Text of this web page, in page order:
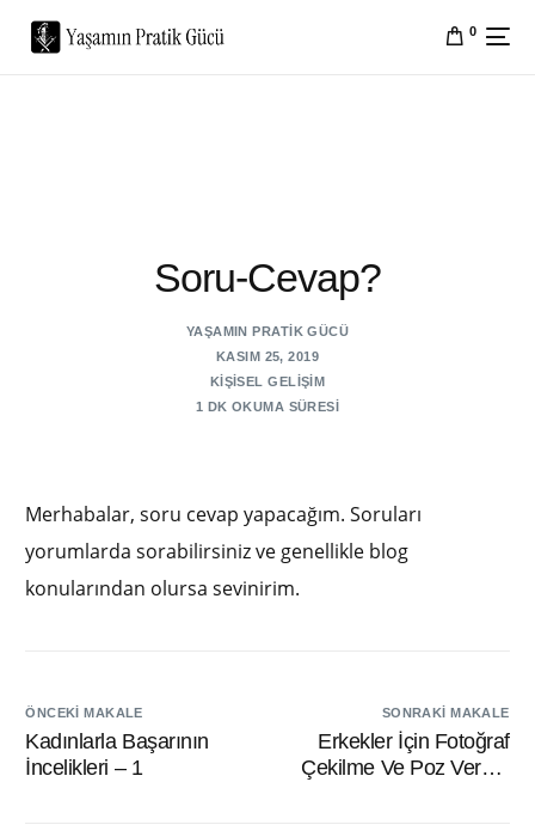
0
Soru-Cevap?
YAŞAMIN PRATIK GÜCÜ
KASIM 25, 2019
KIŞISEL GELIŞIM
1 DK OKUMA SÜRESI
Merhabalar, soru cevap yapacağım. Soruları
yorumlarda sorabilirsiniz ve genellikle blog
konularından olursa sevinirim.
ÖNCEKI MAKALE
Kadınlarla Başarının
İncelikleri – 1
SONRAKI MAKALE
Erkekler İçin Fotoğraf
Çekilme Ve Poz Verme